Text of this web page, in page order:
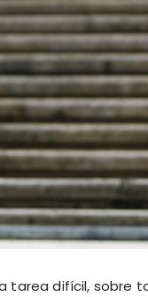
tarea difícil, sobre